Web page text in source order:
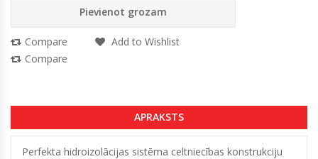
Pievienot grozam
Compare
Add to Wishlist
Compare
APRAKSTS
Perfekta hidroizolācijas sistēma celtniecības konstrukciju